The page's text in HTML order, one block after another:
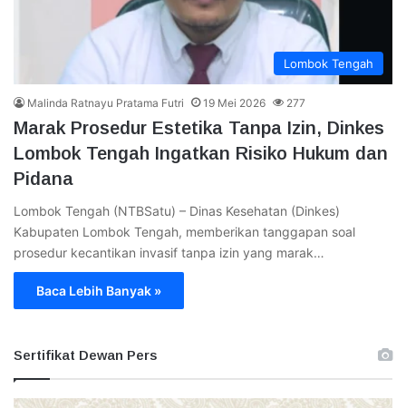
Lombok Tengah
Malinda Ratnayu Pratama Futri 19 Mei 2026 277
Marak Prosedur Estetika Tanpa Izin, Dinkes
Lombok Tengah Ingatkan Risiko Hukum dan
Pidana
Lombok Tengah (NTBSatu) – Dinas Kesehatan (Dinkes)
Kabupaten Lombok Tengah, memberikan tanggapan soal
prosedur kecantikan invasif tanpa izin yang marak…
Baca Lebih Banyak »
Sertifikat Dewan Pers